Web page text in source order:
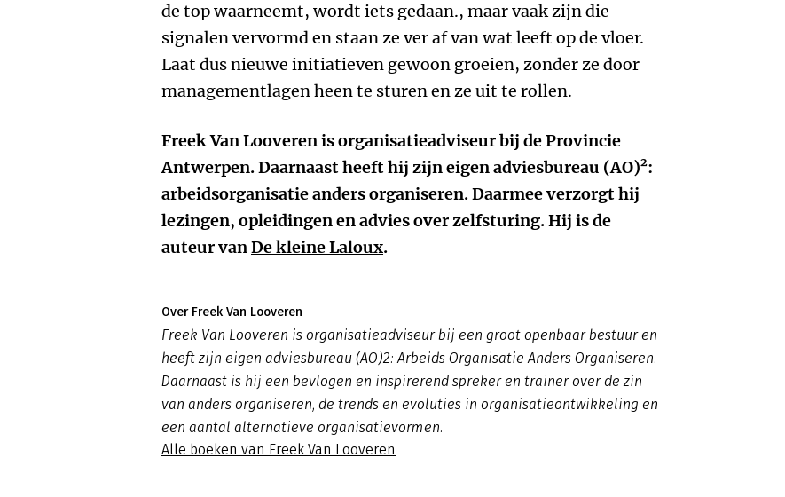
de top waarneemt, wordt iets gedaan., maar vaak zijn die
signalen vervormd en staan ze ver af van wat leeft op de vloer.
Laat dus nieuwe initiatieven gewoon groeien, zonder ze door
managementlagen heen te sturen en ze uit te rollen.
Freek Van Looveren is organisatieadviseur bij de Provincie
Antwerpen. Daarnaast heeft hij zijn eigen adviesbureau (AO)²:
arbeidsorganisatie anders organiseren. Daarmee verzorgt hij
lezingen, opleidingen en advies over zelfsturing. Hij is de
auteur vanDe kleine Laloux.
Over Freek Van Looveren
Freek Van Looveren is organisatieadviseur bij een groot openbaar bestuur en
heeft zijn eigen adviesbureau (AO)2: Arbeids Organisatie Anders Organiseren.
Daarnaast is hij een bevlogen en inspirerend spreker en trainer over de zin
van anders organiseren, de trends en evoluties in organisatieontwikkeling en
een aantal alternatieve organisatievormen.
Alle boeken van Freek Van Looveren